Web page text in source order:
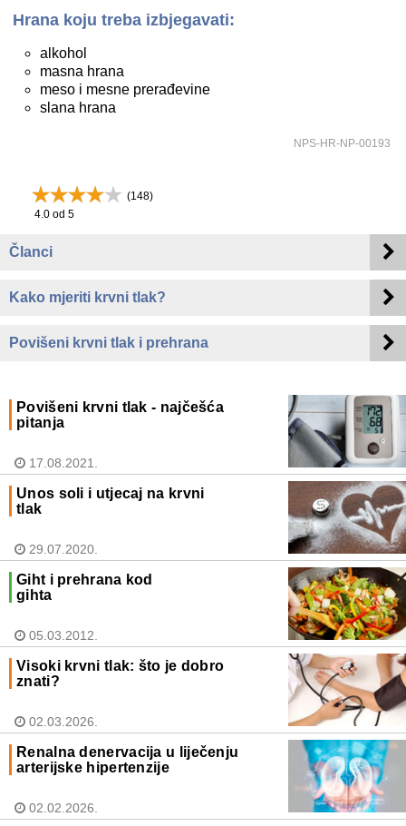
Hrana koju treba izbjegavati:
alkohol
masna hrana
meso i mesne prerađevine
slana hrana
NPS-HR-NP-00193
(148)
4.0 od 5
Članci
Kako mjeriti krvni tlak?
Povišeni krvni tlak i prehrana
Povišeni krvni tlak - najčešća
pitanja
17.08.2021.
Unos soli i utjecaj na krvni
tlak
29.07.2020.
Giht i prehrana kod
gihta
05.03.2012.
Visoki krvni tlak: što je dobro
znati?
02.03.2026.
Renalna denervacija u liječenju
arterijske hipertenzije
02.02.2026.